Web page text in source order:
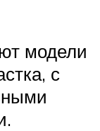
модели
с